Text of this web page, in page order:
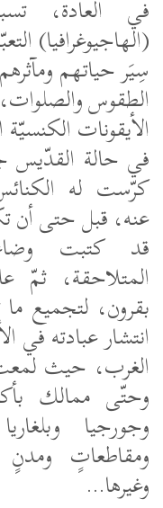
في العادة،
(الهاجيوغرافيا)
سِيَر حياتهم
الطقوس والصلوات،
الأيقونات
في حالة
كرّست له الكنائس
عنه، قبل حتى أن
قد كتبت
المتلاحقة، ثمّ
بقرون، لتجميع
انتشار عبادته في
الغرب، حيث
وحتّى ممالك
وجورجيا
ومقاطعاتٍ ومدنٍ
وغيرها...